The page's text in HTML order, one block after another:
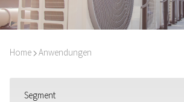
Home I Anwendungen
Segment